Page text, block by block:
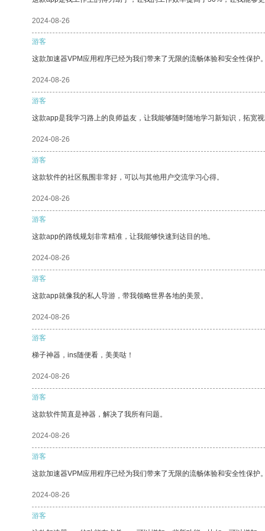
2024-08-26
游客
这款加速器VPM应用程序已经为我们带来了无限的流畅体验和安全性保护
2024-08-26
游客
这款app是我学习路上的良师益友，让我能够随时随地学习新知识，拓宽
2024-08-26
游客
这款软件的社区氛围非常好，可以与其他用户交流学习心得。
2024-08-26
游客
这款app的路线规划非常精准，让我能够快速到达目的地。
2024-08-26
游客
这款app就像我的私人导游，带我领略世界各地的美景。
2024-08-26
游客
梯子神器，ins随便看，美美哒！
2024-08-26
游客
这款软件简直是神器，解决了我所有问题。
2024-08-26
游客
这款加速器VPM应用程序已经为我们带来了无限的流畅体验和安全性保护
2024-08-26
游客